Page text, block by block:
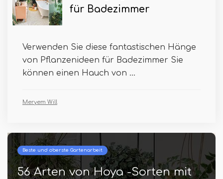
für Badezimmer
Verwenden Sie diese fantastischen Hänge
von Pflanzenideen für Badezimmer Sie
können einen Hauch von ...
Meryem Will
Beste und oberste Gartenarbeit
56 Arten von Hoya -Sorten mit